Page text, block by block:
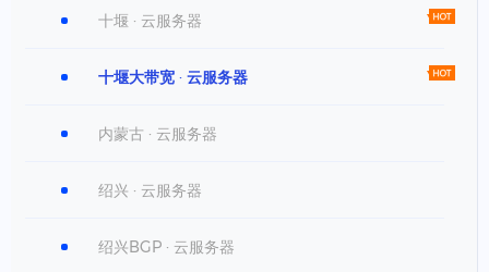
十堰 · 云服务器
十堰大带宽 · 云服务器
内蒙古 · 云服务器
绍兴 · 云服务器
绍兴BGP · 云服务器